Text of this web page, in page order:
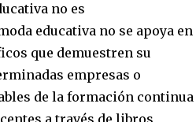
no es
educativa no se apoya en
que demuestren su
empresas o
de la formación continua
a través de libros,